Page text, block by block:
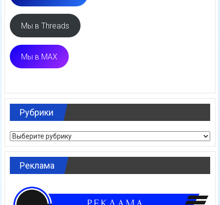
Мы в Threads
Мы в MAX
Рубрики
Рубрики
Реклама